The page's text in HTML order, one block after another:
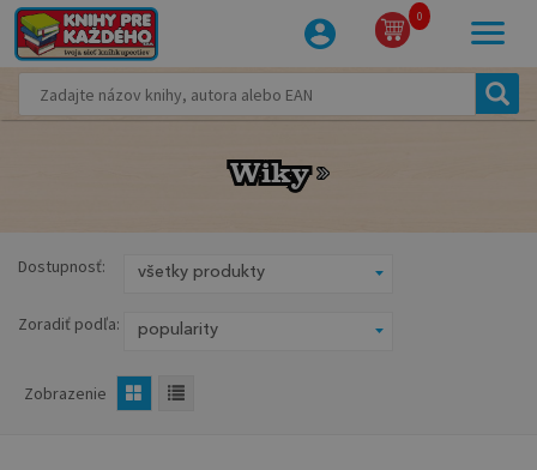
0
Wiky
Wiky
Dostupnosť:
Zoradiť podľa:
Zobrazenie